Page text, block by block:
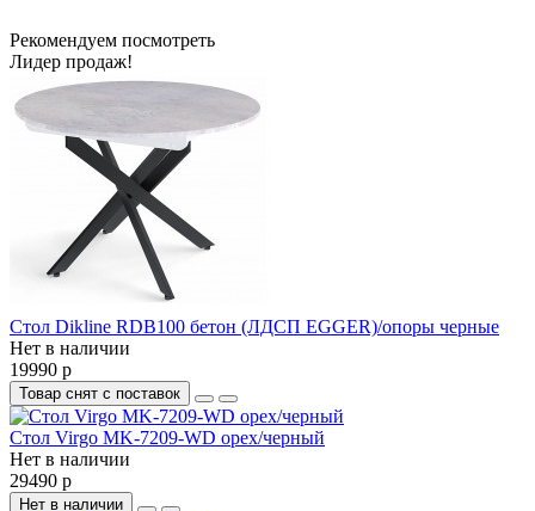
Рекомендуем посмотреть
Лидер продаж!
Стол Dikline RDB100 бетон (ЛДСП EGGER)/опоры черные
Нет в наличии
19990 р
Товар снят с поставок
Стол Virgo MK-7209-WD орех/черный
Нет в наличии
29490 р
Нет в наличии